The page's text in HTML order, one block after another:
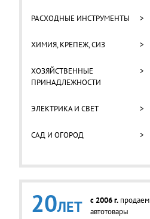
РАСХОДНЫЕ ИНСТРУМЕНТЫ >
ХИМИЯ, КРЕПЕЖ, СИЗ >
ХОЗЯЙСТВЕННЫЕ
ПРИНАДЛЕЖНОСТИ
>
ЭЛЕКТРИКА И СВЕТ >
САД И ОГОРОД >
20ЛЕТ c 2006 г. продаем
автотовары